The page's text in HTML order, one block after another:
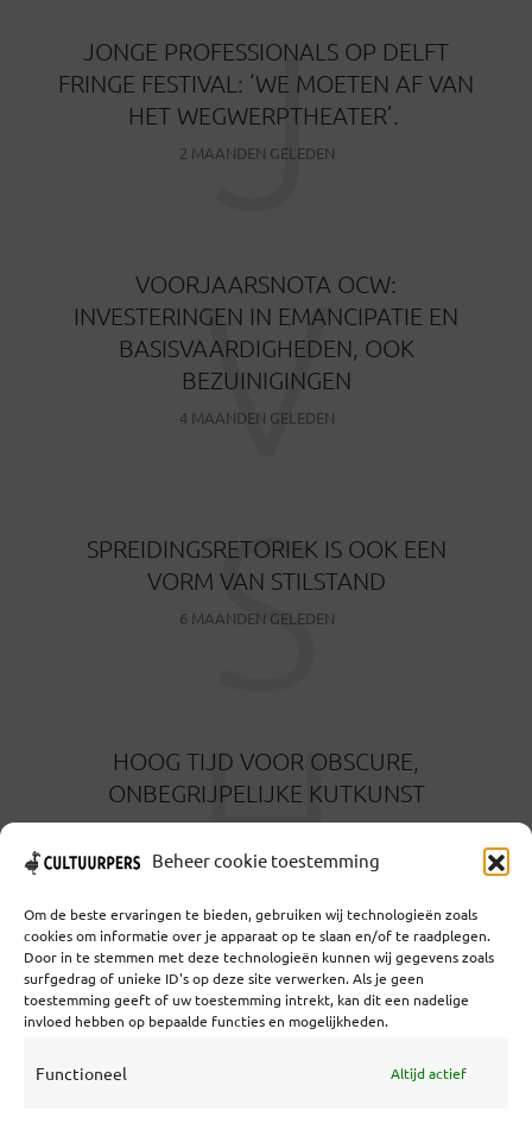
Beheer cookie toestemming
Om de beste ervaringen te bieden, gebruiken wij technologieën zoals
cookies om informatie over je apparaat op te slaan en/of te raadplegen.
Door in te stemmen met deze technologieën kunnen wij gegevens zoals
surfgedrag of unieke ID's op deze site verwerken. Als je geen
toestemming geeft of uw toestemming intrekt, kan dit een nadelige
invloed hebben op bepaalde functies en mogelijkheden.
Functioneel Altijd actief
JONGE PROFESSIONALS OP DELFT
FRINGE FESTIVAL: ‘WE MOETEN AF VAN
HET WEGWERPTHEATER’.
2 MAANDEN GELEDEN
J
VOORJAARSNOTA OCW:
INVESTERINGEN IN EMANCIPATIE EN
BASISVAARDIGHEDEN, OOK
BEZUINIGINGEN
4 MAANDEN GELEDEN
V
SPREIDINGSRETORIEK IS OOK EEN
VORM VAN STILSTAND
6 MAANDEN GELEDEN
S
HOOG TIJD VOOR OBSCURE,
ONBEGRIJPELIJKE KUTKUNST
H
Coöperatief Cultureel Persbureau U.A. | Salzburg 29 |
3524KS Utrecht | KvK: 55573592 |Btw: